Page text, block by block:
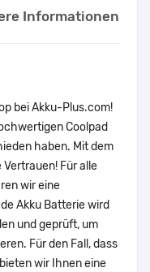
Informationen
bei Akku-Plus.com!
Coolpad
haben. Mit dem
Für alle
wir eine
Akku Batterie wird
und geprüft, um
Für den Fall, dass
wir Ihnen eine